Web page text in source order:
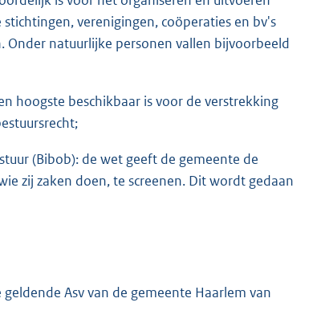
verenigingen, coöperaties en bv's
Onder natuurlijke personen vallen bijvoorbeeld
hoogste beschikbaar is voor de verstrekking
(Bibob): de wet geeft de gemeente de
zij zaken doen, te screenen. Dit wordt gedaan
Asv van de gemeente Haarlem van